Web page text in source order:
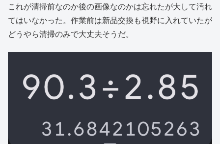
これが清掃前なのか後の画像なのかは忘れたが大して汚れ
てはいなかった。作業前は新品交換も視野に入れていたが
どうやら清掃のみで大丈夫そうだ。